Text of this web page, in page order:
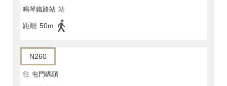
鳴琴鐵路站 站
距離 50m
N260
往 屯門碼頭